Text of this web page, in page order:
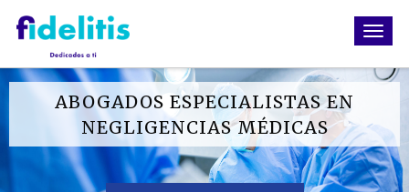
ABOGADOS ESPECIALISTAS EN
NEGLIGENCIAS MÉDICAS